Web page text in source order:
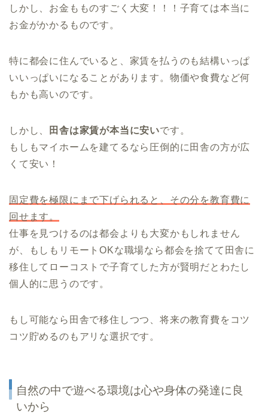
しかし、お金もものすごく大変！！！子育ては本当に
お金がかかるものです。
特に都会に住んでいると、家賃を払うのも結構いっぱ
いいっぱいになることがあります。物価や食費など何
もかも高いのです。
しかし、 田舎は家賃が本当に安いです。
もしもマイホームを建てるなら圧倒的に田舎の方が広
くて安い！
固定費を極限にまで下げられると、その分を教育費に
回せます。
仕事を見つけるのは都会よりも大変かもしれません
が、もしもリモートOKな職場なら都会を捨てて田舎に
移住してローコストで子育てした方が賢明だとわたし
個人的に思うのです。
もし可能なら田舎で移住しつつ、将来の教育費をコツ
コツ貯めるのもアリな選択です。
自然の中で遊べる環境は心や身体の発達に良
いから